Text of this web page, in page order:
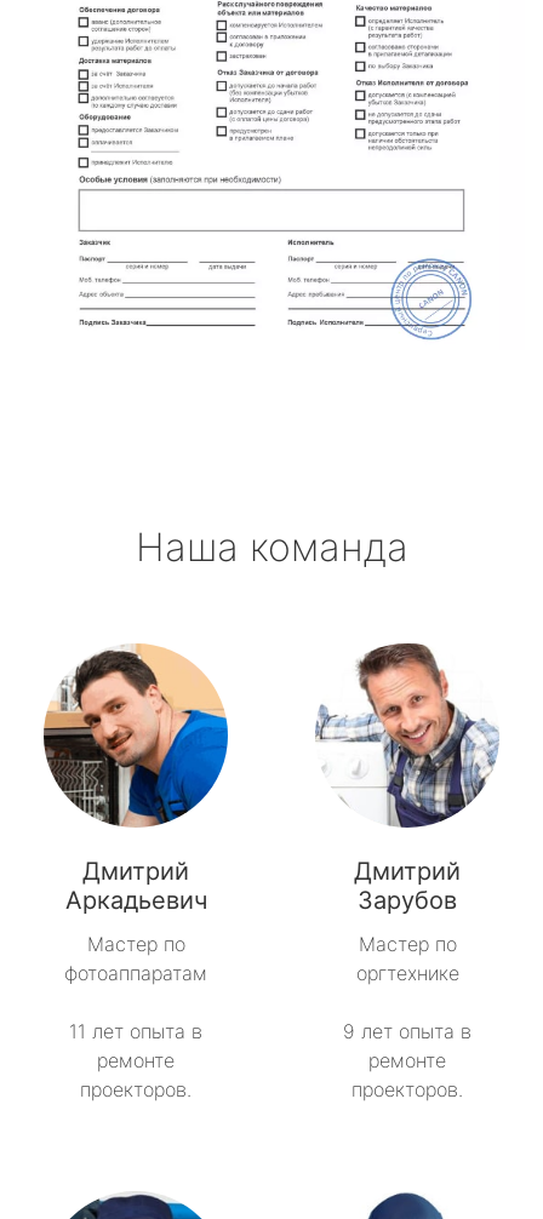
Наша команда
Дмитрий
Аркадьевич
Мастер по
фотоаппаратам
11 лет опыта в
ремонте
проекторов.
Дмитрий
Зарубов
Мастер по
оргтехнике
9 лет опыта в
ремонте
проекторов.